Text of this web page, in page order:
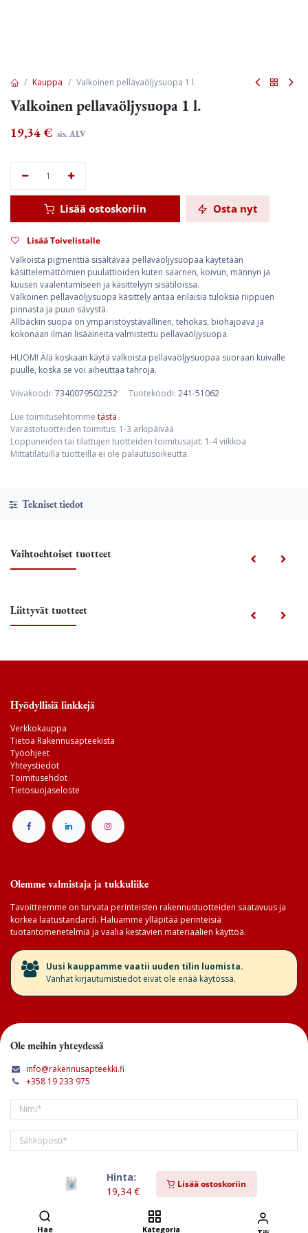
Hinta:
19,34€
Lisää ostoskoriin
Hae Kategoria
Kauppa Valkoinen pellavaöljysuopa 1 l.
Valkoinen pellavaöljysuopa 1 l.
19,34€ sis. ALV
Lisää ostoskoriin Osta nyt
Lisää Toivelistalle
Valkoista pigmenttiä sisältävää pellavaöljysuopaa käytetään
käsittelemättömien puulattioiden kuten saarnen, koivun, männyn ja
kuusen vaalentamiseen ja käsittelyyn sisätiloissa.
Valkoinen pellavaöljysuopa käsittely antaa erilaisia tuloksia riippuen
pinnasta ja puun sävystä.
Allbäckin suopa on ympäristöystävällinen, tehokas, biohajoava ja
kokonaan ilman lisäaineita valmistettu pellavaöljysuopa.
HUOM! Älä koskaan käytä valkoista pellavaöljysuopaa suoraan kuivalle
puulle, koska se voi aiheuttaa tahroja.
Viivakoodi: 7340079502252 Tuotekoodi: 241-51062
Lue toimitusehtomme tästä
Varastotuotteiden toimitus: 1-3 arkipäivää
Loppuneiden tai tilattujen tuotteiden toimitusajat: 1-4 viikkoa
Mittatilatuilla tuotteilla ei ole palautusoikeutta.
Tekniset tiedot
Vaihtoehtoiset tuotteet
Liittyvät tuotteet
Hyödyllisiä linkkejä
Verkkokauppa
Tietoa Rakennusapteekista
Työohjeet
Yhteystiedot
Toimitusehdot
Tietosuojaseloste
Olemme valmistaja ja tukkuliike
Tavoitteemme on turvata perinteisten rakennustuotteiden saatavuus ja
korkea laatustandardi. Haluamme ylläpitää perinteisiä
tuotantomenetelmiä ja vaalia kestävien materiaalien käyttöä.
​Uusi kauppamme vaatii uuden tilin luomista.
Vanhat kirjautumistiedot eivät ole enää käytössä.
Ole meihin yhteydessä
info@rakennusapteekki.fi
+358 19 233 975
Tilaa kirjeemme